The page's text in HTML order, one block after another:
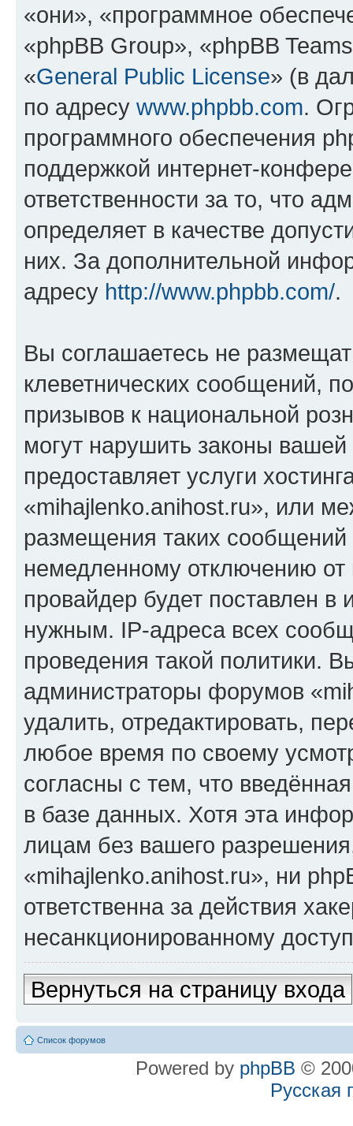
«они», «программное
«phpBB Group», «phpBB
«General Public License» (в
по адресу www.phpbb.com.
программного обеспечения
поддержкой интернет-
ответственности за то, что
определяет в качестве
них. За дополнительной
адресу http://www.phpbb.com/.
Вы соглашаетесь не
клеветнических сообщений,
призывов к национальной
могут нарушить законы
предоставляет услуги
«mihajlenko.anihost.ru», или
размещения таких
немедленному отключению
провайдер будет поставлен в
нужным. IP-адреса всех
проведения такой политики.
администраторы форумов
удалить, отредактировать,
любое время по своему
согласны с тем, что
в базе данных. Хотя эта
лицам без вашего
«mihajlenko.anihost.ru», ни
ответственна за действия
несанкционированному
Вернуться на страницу входа
Список форумов
Powered by phpBB ©
Русская